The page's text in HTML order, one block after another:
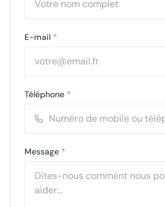
E-mail *
Téléphone *
Message *